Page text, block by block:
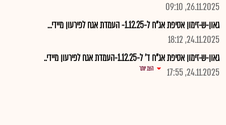
26.11.2025, 09:10
גאון-ש-זימון אסיפת אג"ח ל-1.12.25- העמדת אגח לפירעון מיידי...
24.11.2025, 18:12
גאון-ש-זימון אסיפת אג"ח ד' ל-1.12.25-העמדת אגח לפירעון מיידי..
24.11.2025, 17:55
הצג יותר